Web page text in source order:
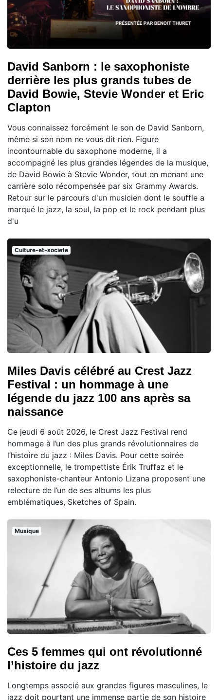
David Sanborn : le saxophoniste
derrière les plus grands tubes de
David Bowie, Stevie Wonder et Eric
Clapton
Vous connaissez forcément le son de David Sanborn,
même si son nom ne vous dit rien. Figure
incontournable du saxophone moderne, il a
accompagné les plus grandes légendes de la musique,
de David Bowie à Stevie Wonder, tout en menant une
carrière solo récompensée par six Grammy Awards.
Retour sur le parcours d'un musicien dont le souffle a
marqué le jazz, la soul, la pop et le rock pendant plus
d'u
Culture-et-societe
Miles Davis célébré au Crest Jazz
Festival : un hommage à une
légende du jazz 100 ans après sa
naissance
Ce jeudi 6 août 2026, le Crest Jazz Festival rend
hommage à l’un des plus grands révolutionnaires de
l’histoire du jazz : Miles Davis. Pour cette soirée
exceptionnelle, le trompettiste Érik Truffaz et le
saxophoniste-chanteur Antonio Lizana proposent une
relecture de l’un de ses albums les plus
emblématiques, Sketches of Spain.
Musique
Ces 5 femmes qui ont révolutionné
l’histoire du jazz
Longtemps associé aux grandes figures masculines, le
jazz doit pourtant une immense partie de son histoire